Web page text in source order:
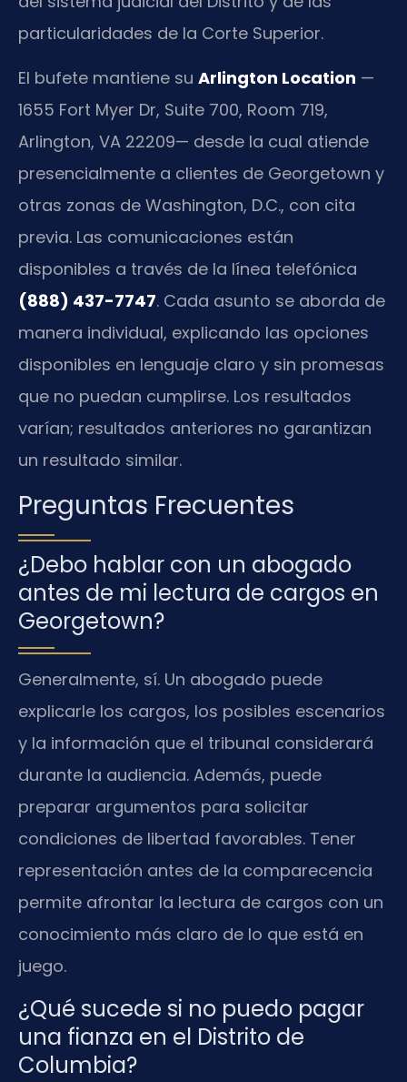
particularidades de la Corte Superior.
El bufete mantiene su Arlington Location —
1655 Fort Myer Dr, Suite 700, Room 719,
Arlington, VA 22209— desde la cual atiende
presencialmente a clientes de Georgetown y
otras zonas de Washington, D.C., con cita
previa. Las comunicaciones están
disponibles a través de la línea telefónica
(888) 437-7747. Cada asunto se aborda de
manera individual, explicando las opciones
disponibles en lenguaje claro y sin promesas
que no puedan cumplirse. Los resultados
varían; resultados anteriores no garantizan
un resultado similar.
Preguntas Frecuentes
¿Debo hablar con un abogado
antes de mi lectura de cargos en
Georgetown?
Generalmente, sí. Un abogado puede
explicarle los cargos, los posibles escenarios
y la información que el tribunal considerará
durante la audiencia. Además, puede
preparar argumentos para solicitar
condiciones de libertad favorables. Tener
representación antes de la comparecencia
permite afrontar la lectura de cargos con un
conocimiento más claro de lo que está en
juego.
¿Qué sucede si no puedo pagar
una fianza en el Distrito de
Columbia?